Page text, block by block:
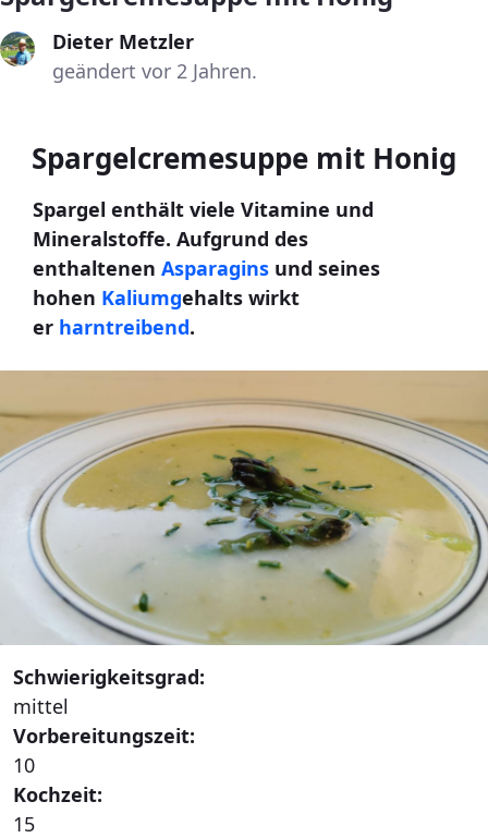
Dieter Metzler
geändert vor 2 Jahren.
Spargelcremesuppe mit Honig
Spargel enthält viele Vitamine und
Mineralstoffe. Aufgrund des
enthaltenen Asparagins und seines
hohen Kaliumgehalts wirkt
er harntreibend.
Schwierigkeitsgrad:
mittel
Vorbereitungszeit:
10
Kochzeit:
15